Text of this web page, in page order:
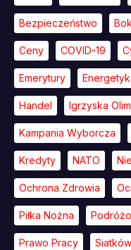
Bezpieczeństwo
Ceny COVID-19
Emerytury
Handel Igrzyska
Kampania Wyborcza
Kredyty NATO
Ochrona Zdrowia
Piłka Nożna
Prawo Pracy